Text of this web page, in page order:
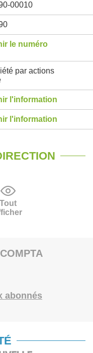
00010
le numéro
par actions
l'information
l'information
Tout
abonnés